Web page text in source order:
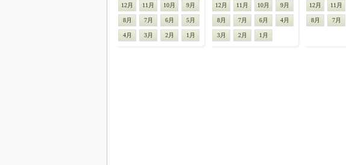
12月 11月 10月 9月
8月 7月 6月 5月
4月 3月 2月 1月
12月 11月 10月 9月
8月 7月 6月 4月
3月 2月 1月
12月 11月
8月 7月